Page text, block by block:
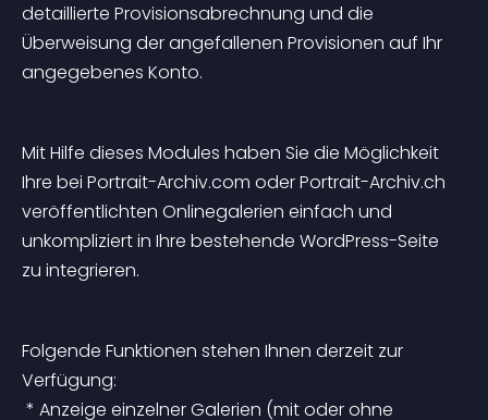
detaillierte Provisionsabrechnung und die
Überweisung der angefallenen Provisionen auf Ihr
angegebenes Konto.
Mit Hilfe dieses Modules haben Sie die Möglichkeit
Ihre bei Portrait-Archiv.com oder Portrait-Archiv.ch
veröffentlichten Onlinegalerien einfach und
unkompliziert in Ihre bestehende WordPress-Seite
zu integrieren.
Folgende Funktionen stehen Ihnen derzeit zur
Verfügung: